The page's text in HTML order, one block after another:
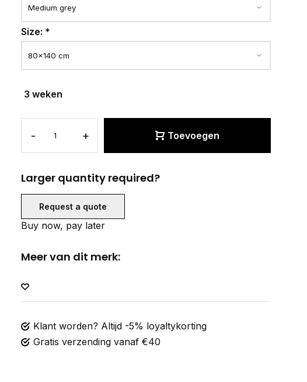
Size: *
3 weken
- + Toevoegen
Larger quantity required?
Request a quote
Buy now, pay later
Meer van dit merk:
Klant worden? Altijd -5% loyaltykorting
Gratis verzending vanaf €40